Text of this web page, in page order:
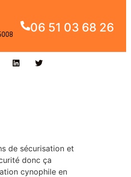
06 51 03 68 26
de sécurisation et
donc ça
cynophile en